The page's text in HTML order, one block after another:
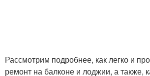
Рассмотрим подробнее, как легко и
ремонт на балконе и лоджии, а также,